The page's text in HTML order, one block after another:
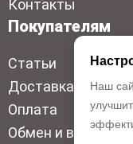
Контакты
Покупателям
Статьи
Доставка
Оплата
Обмен и возврат
Наш